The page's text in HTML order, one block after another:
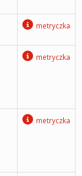
metryczka
metryczka
metryczka